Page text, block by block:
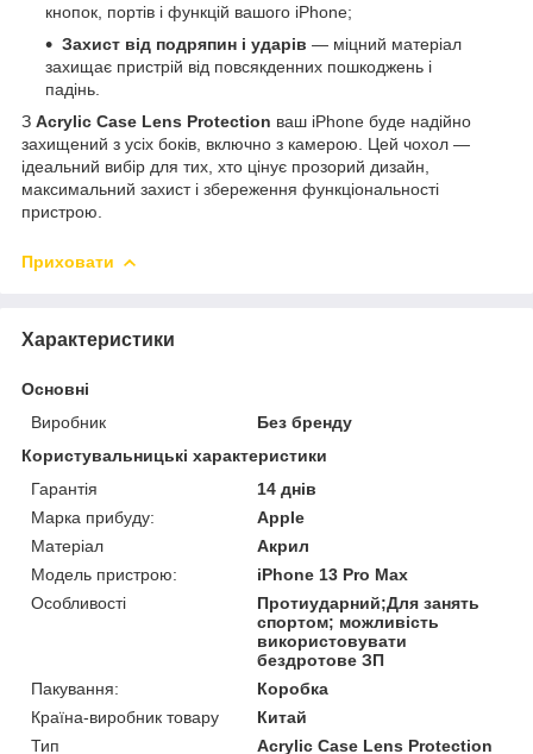
кнопок, портів і функцій вашого iPhone;
Захист від подряпин і ударів — міцний матеріал
захищає пристрій від повсякденних пошкоджень і
падінь.
З Acrylic Case Lens Protection ваш iPhone буде надійно
захищений з усіх боків, включно з камерою. Цей чохол —
ідеальний вибір для тих, хто цінує прозорий дизайн,
максимальний захист і збереження функціональності
пристрою.
Приховати
Характеристики
Основні
Виробник
Без бренду
Користувальницькі характеристики
Гарантія
14 днів
Марка прибуду:
Apple
Матеріал
Акрил
Модель пристрою:
iPhone 13 Pro Max
Особливості
Протиударний;Для занять
спортом; можливість
використовувати
бездротове ЗП
Пакування:
Коробка
Країна-виробник товару
Китай
Тип
Acrylic Case Lens Protection